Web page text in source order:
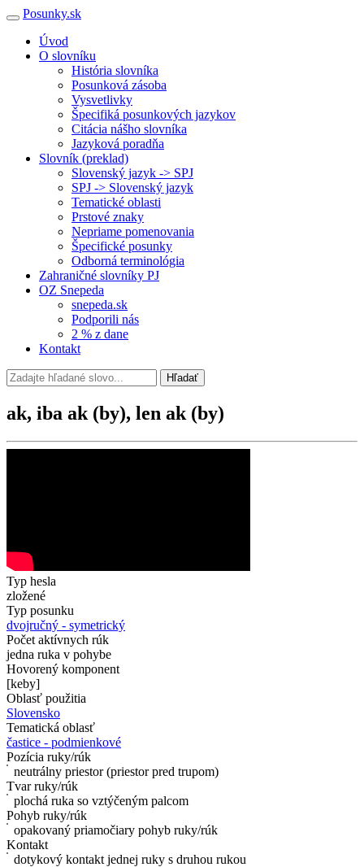
Posunky.sk
Úvod
O slovníku
História slovníka
Posunková zásoba
Vysvetlivky
Špecifiká posunkových jazykov
Citácia nášho slovníka
Jazyková poradňa
Slovník (preklad)
Slovenský jazyk -> SPJ
SPJ -> Slovenský jazyk
Tematické oblasti
Prstové znaky
Nepriame pomenovania
Špecifické posunky
Odborná terminológia
Zahraničné slovníky PJ
OZ Snepeda
snepeda.sk
Podporili nás
2 % z dane
Kontakt
Hľadať
ak, iba ak (by), len ak (by)
Typ hesla
zložené
Typ posunku
dvojručný - symetrický
Počet aktívnych rúk
jedna ruka v pohybe
Hovorený komponent
[keby]
Oblasť použitia
Slovensko
Tematická oblasť
častice - podmienkové
Pozícia ruky/rúk
neutrálny priestor (priestor pred trupom)
Tvar ruky/rúk
plochá ruka so vztýčeným palcom
Pohyb ruky/rúk
opakovaný priamočiary pohyb ruky/rúk
Kontakt
dotykový kontakt jednej ruky s druhou rukou